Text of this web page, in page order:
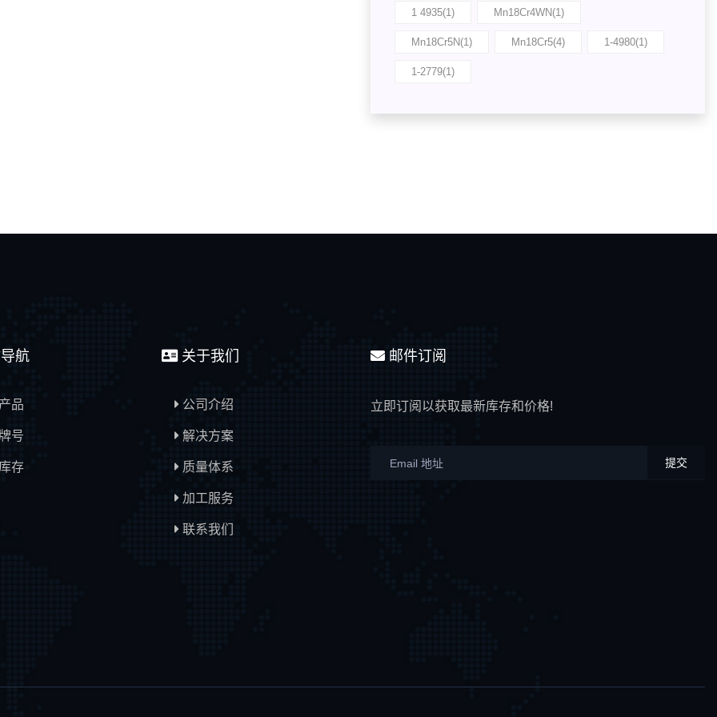
1 4935(1) Mn18Cr4WN(1)
Mn18Cr5N(1) Mn18Cr5(4) 1-4980(1)
1-2779(1)
航
品
号
存
关于我们
公司介绍
解决方案
质量体系
加工服务
联系我们
邮件订阅
立即订阅以获取最新库存和价格!
提交